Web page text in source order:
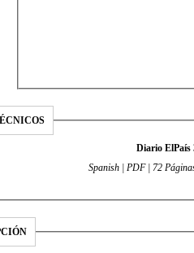
Diario ElPaís
Spanish | PDF | 72